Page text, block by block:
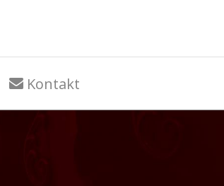
Kontakt